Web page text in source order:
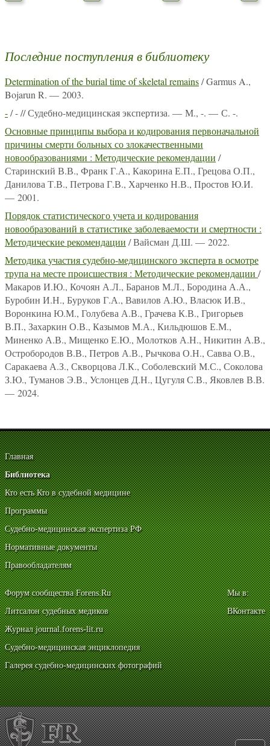
Последние поступления в библиотеку
Determination of the burial time of skeletal remains/ Garmus A.,
Bojarun R. — 2003.
-/ - // Судебно-медицинская экспертиза. — М., -. — С. -.
Основные принципы выбора и кодирования первоначальной
причины смерти больных со злокачественными
новообразованиями : Методические рекомендации /
Старинский В.В., Франк Г.А., Какорина Е.П., Грецова О.П.,
Данилова Т.В., Петрова Г.В., Харченко Н.В., Простов Ю.И.
— 2001.
Порядок статистического учета и кодирования
новообразований в статистике заболеваемости и смертности :
Методические рекомендации / Вайсман Д.Ш. — 2022.
Методика участия судебно-медицинского эксперта в осмотре
трупа на месте происшествия : Методические рекомендации /
Макаров И.Ю., Кочоян А.Л., Баранов М.Л., Бородина А.А.,
Буробин И.Н., Буруков Г.А., Вавилов А.Ю., Власюк И.В.,
Воронкина Ю.М., Голубева А.В., Грачева К.В., Григорьев
В.П., Захаркин О.В., Казымов М.А., Кильдюшов Е.М.,
Миненко А.В., Мищенко Е.Ю., Молотков А.Н., Никитин А.В.,
Остробородов В.В., Петров А.В., Рычкова О.Н., Савва О.В.,
Саракаева А.З., Скворцова Л.К., Соболевский М.С., Соколова
З.Ю., Туманов Э.В., Услонцев Д.Н., Цугуля С.В., Яковлев В.В.
— 2024.
Главная
Библиотека
Кто есть Кто в судебной медицине
Программы
Судебно-медицинская экспертиза РФ
Нормативные документы
Правообладателям
Форум сообщества Forens.Ru
Литсалон судебных медиков
Журнал journal.forens-lit.ru
Судебно-медицинская энциклопедия
Галерея судебно-медицинских фотографий
Мы в:
ВКонтакте